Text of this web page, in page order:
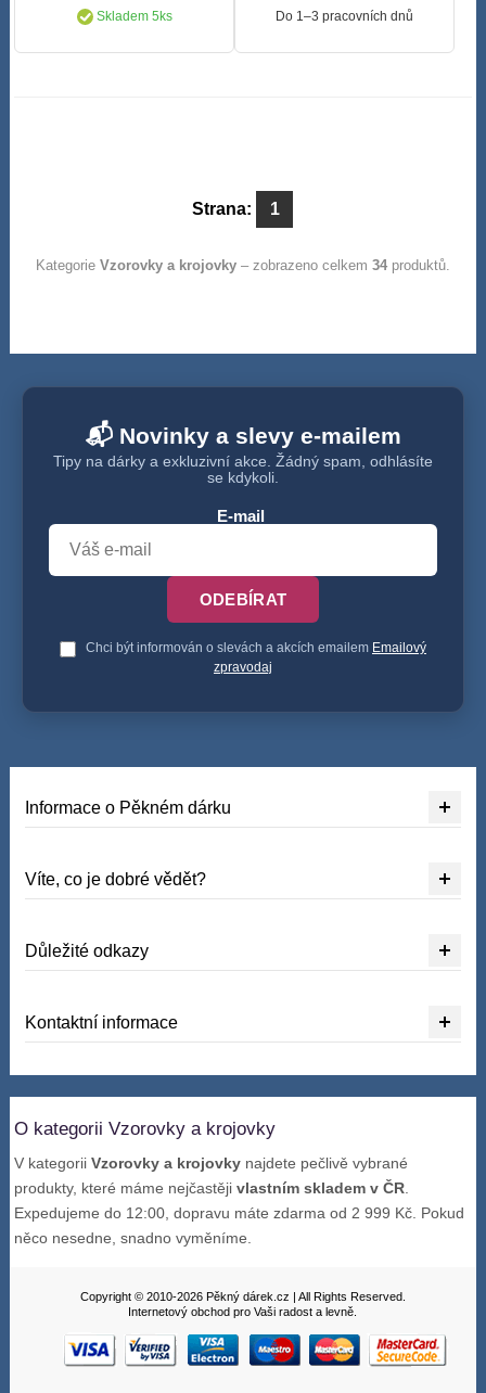
Skladem 5ks Do 1–3 pracovních dnů
Strana: 1
Kategorie Vzorovky a krojovky– zobrazeno celkem 34produktů.
📬 Novinky a slevy e-mailem
Tipy na dárky a exkluzivní akce. Žádný spam, odhlásíte
se kdykoli.
E-mail
ODEBÍRAT
Chci být informován o slevách a akcích emailem Emailový
zpravodaj
Informace o Pěkném dárku
Víte, co je dobré vědět?
Důležité odkazy
Kontaktní informace
O kategorii Vzorovky a krojovky
V kategoriiVzorovky a krojovky najdete pečlivě vybrané
produkty, které máme nejčastějivlastním skladem v ČR
Expedujeme do 12:00, dopravu máte zdarma od 2 999 Kč. Pokud
něco nesedne, snadno vyměníme.
Copyright © 2010-2026 Pěkný dárek.cz | All Rights Reserved.
Internetový obchod pro Vaši radost a levně.